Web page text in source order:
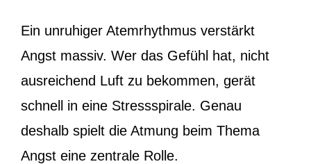
Ein unruhiger Atemrhythmus verstärkt
Angst massiv. Wer das Gefühl hat, nicht
ausreichend Luft zu bekommen, gerät
schnell in eine Stressspirale. Genau
deshalb spielt die Atmung beim Thema
Angst eine zentrale Rolle.